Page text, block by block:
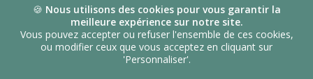
© Laboratoire Instant Végétal.| Tous droits réservés |
🍪 Nous utilisons des cookies pour vous garantir la
meilleure expérience sur notre site.
Vous pouvez accepter ou refuser l'ensemble de ces cookies,
ou modifier ceux que vous acceptez en cliquant sur
'Personnaliser'.